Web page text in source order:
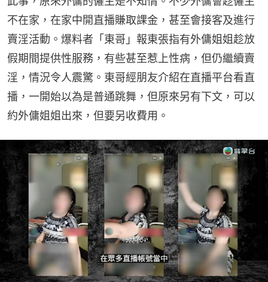
不在家，在家中開直播賺取課金，甚至會接客及進行
賣淫活動。爆料者「東哥」報東張指有外傭姐姐趁放
假期間提供性服務，有些甚至惹上性病，但仍繼續賣
淫，情況令人震驚。東哥經朋友介紹在直播平台看直
播，一開始以為是普通跳舞，但原來另有下文，可以
約外傭姐姐出來，但要另收費用。